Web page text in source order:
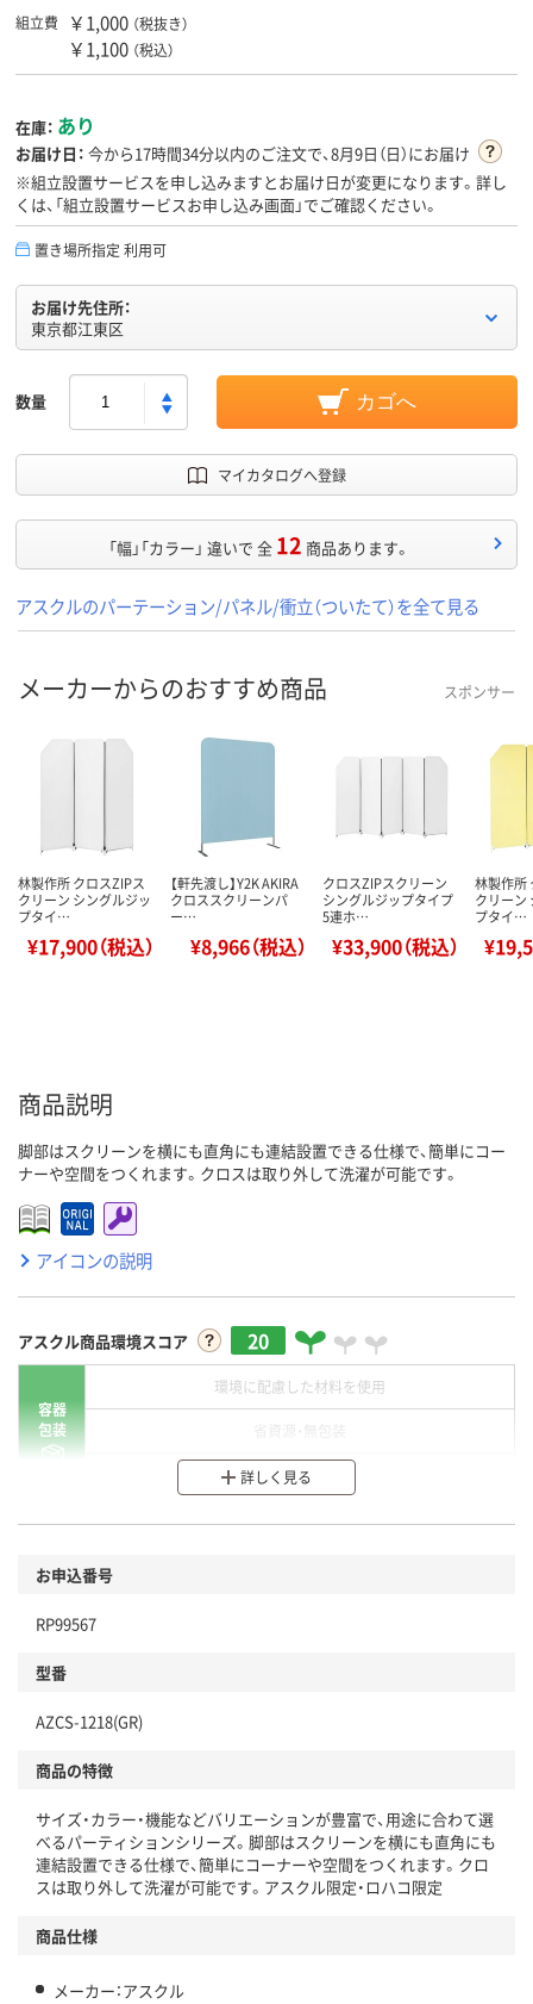
組立費
￥1,000 （税抜き）
￥1,100 （税込）
在庫： あり
お届け日： 今から17時間34分以内のご注文で、8月9日（日）にお届け
※組立設置サービスを申し込みますとお届け日が変更になります。詳し
くは、「組立設置サービスお申し込み画面」でご確認ください。
置き場所指定 利用可
お届け先住所：
東京都江東区
数量 カゴへ
マイカタログへ登録
「幅」「カラー」 違いで 全 12 商品あります。
アスクルのパーテーション/パネル/衝立（ついたて）を全て見る
メーカーからのおすすめ商品 スポンサー
林製作所 クロスZIPス
クリーン シングルジッ
プタイ…
¥17,900（税込）
【軒先渡し】Y2K AKIRA
クロススクリーンパ
ー…
¥8,966（税込）
クロスZIPスクリーン
シングルジップタイプ
5連ホ…
¥33,900（税込）
林製作所
クリーン
プタイ…
商品説明
脚部はスクリーンを横にも直角にも連結設置できる仕様で、簡単にコー
ナーや空間をつくれます。クロスは取り外して洗濯が可能です。
アイコンの説明
アスクル商品環境スコア 20
容器
包装
環境に配慮した材料を使用
分別・リサイクルしやすい設計
本体
仕組
この商品の環境配慮ポイントです。下記商品詳細「
アスクル商品環境スコア詳細／加点項目
」で確認できます。
詳しく見る
お申込番号
RP99567
型番
AZCS-1218(GR)
商品の特徴
サイズ・カラー・機能などバリエーションが豊富で、用途に合わて選
べるパーティションシリーズ。脚部はスクリーンを横にも直角にも
連結設置できる仕様で、簡単にコーナーや空間をつくれます。クロ
スは取り外して洗濯が可能です。アスクル限定・ロハコ限定
商品仕様
メーカー：アスクル